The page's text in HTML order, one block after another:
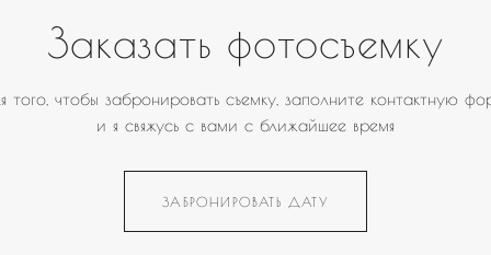
Заказать фотосъемку
того, чтобы забронировать съемку, заполните контактную
и я свяжусь с вами с ближайшее время
ЗАБРОНИРОВАТЬ ДАТУ